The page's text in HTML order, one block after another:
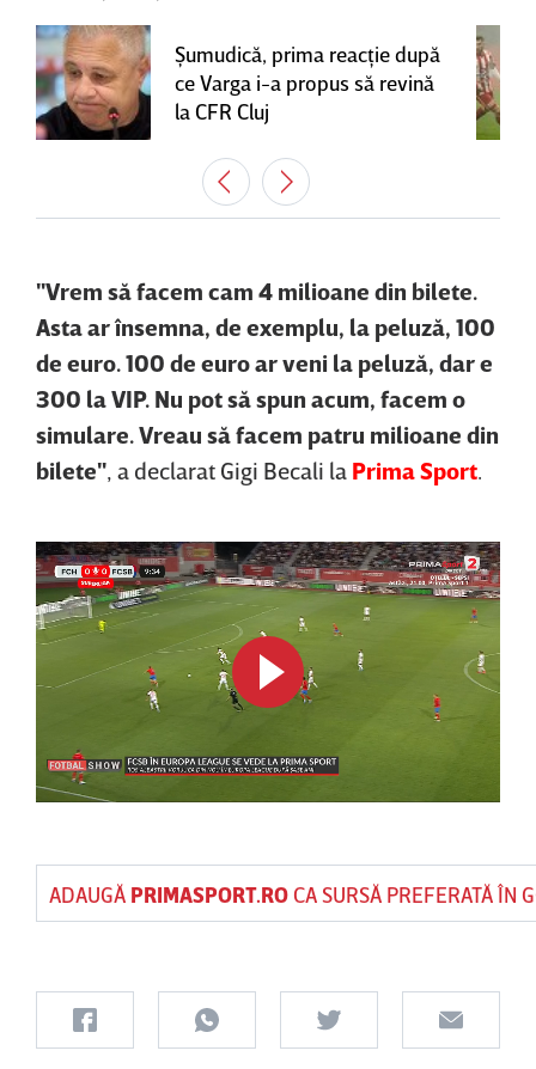
Şumudică, prima reacţie după
ce Varga i-a propus să revină
la CFR Cluj
"Vrem să facem cam 4 milioane din bilete.
Asta ar însemna, de exemplu, la peluză, 100
de euro. 100 de euro ar veni la peluză, dar e
300 la VIP. Nu pot să spun acum, facem o
simulare. Vreau să facem patru milioane din
bilete" , a declarat Gigi Becali la Prima Sport
ADAUGĂ PRIMASPORT.ROCA SURSĂ PREFERATĂ ÎN